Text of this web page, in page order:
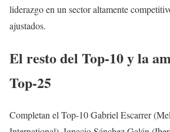
liderazgo en un sector altamente
ajustados.
El resto del Top-10 y la
Top-25
Completan el Top-10 Gabriel Escarrer